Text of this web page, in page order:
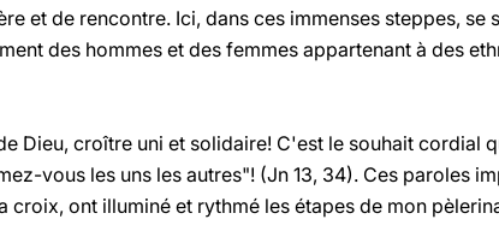
et de rencontre. Ici, dans ces immenses steppes, se
des hommes et des femmes appartenant à des
Dieu, croître uni et solidaire! C'est le souhait cordial
vous les uns les autres"! (Jn 13, 34). Ces paroles
croix, ont illuminé et rythmé les étapes de mon